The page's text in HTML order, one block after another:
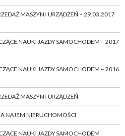
MASZYN I URZĄDZEŃ – 29.03.2017
NAUKI JAZDY SAMOCHODEM – 2017
NAUKI JAZDY SAMOCHODEM – 2016
MASZYN I URZĄDZEŃ
NAJEM NIERUCHOMOŚCI
NAUKI JAZDY SAMOCHODEM